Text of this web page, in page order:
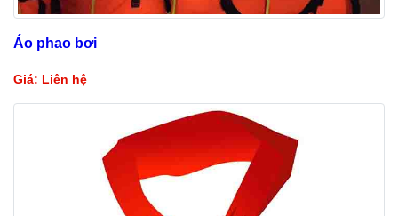
Áo phao bơi
Giá: Liên hệ